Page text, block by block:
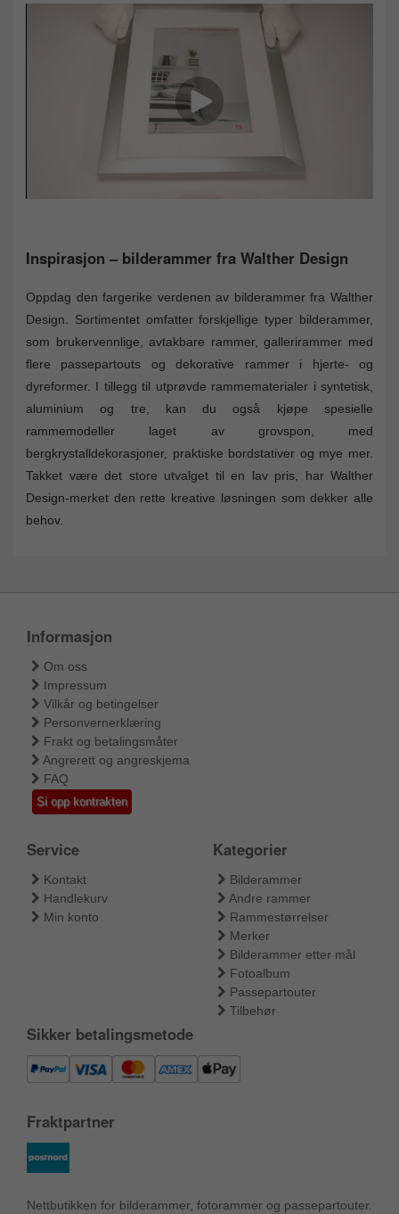
Inspirasjon – bilderammer fra Walther Design
Oppdag den fargerike verdenen av bilderammer fra Walther
Design. Sortimentet omfatter forskjellige typer bilderammer,
som brukervennlige, avtakbare rammer, gallerirammer med
flere passepartouts og dekorative rammer i hjerte- og
dyreformer. I tillegg til utprøvde rammematerialer i syntetisk,
aluminium og tre, kan du også kjøpe spesielle
rammemodeller laget av grovspon, med
bergkrystalldekorasjoner, praktiske bordstativer og mye mer.
Takket være det store utvalget til en lav pris, har Walther
Design-merket den rette kreative løsningen som dekker alle
behov.
Informasjon
Om oss
Impressum
Vilkår og betingelser
Personvernerklæring
Frakt og betalingsmåter
Angrerett og angreskjema
FAQ
Si opp kontrakten
Service
Kontakt
Handlekurv
Min konto
Kategorier
Bilderammer
Andre rammer
Rammestørrelser
Merker
Bilderammer etter mål
Fotoalbum
Passepartouter
Tilbehør
Sikker betalingsmetode
Fraktpartner
Nettbutikken for bilderammer, fotorammer og passepartouter.